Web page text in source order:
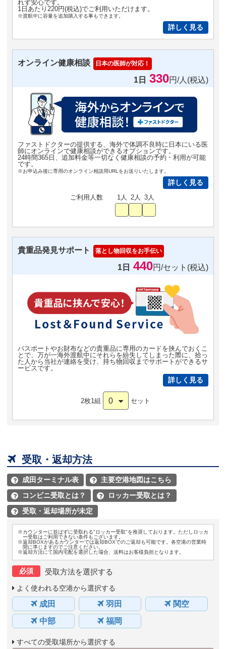
れず安心です。
1日あたり220円(税込)でご利用いただけます。
※渡航中に容量を追加購入する事もできます。
詳しく見る
オンライン健康相談 日本の医師が対応！
1日 330円/人(税込)
ファストドクターの提供する、海外で体調不良時に日本にいる医
師にオンラインで健康相談ができるオプションです。
24時間365日、追加料金等一切なく健康相談の予約・利用が可能
です。
※お申込み後に専用のオンライン相談用URLをお送りいたします。
詳しく見る
ご利用人数 1人 2人 3人
貴重品発見サポート 落とし物回収をお手伝い
1日 440円/セット(税込)
パスポートやお財布などの貴重品に専用のカードを挟んでおくこ
とで、万が一海外渡航中にそれらを紛失してしまった際に、拾っ
た人から当社が連絡を受け、持ち物回収までサポートができるサ
ービスです。
詳しく見る
2枚1組 0 セット
 受取・返却方法
 成田ターミナル表  主要空港地図はこちら
 コンビニ受取とは？  ロッカー受取とは？
 受取・返却場所が未定
※カウンターに並ばずに受取れる"ロッカー受取"を推奨しております。ただしロッカ
ー受取はご利用できない条件もございます。
※返却BOXがあるカウンターでは返却BOXでのご返却も可能です。各空港の営業時
間に準じますのでご注意ください。
※返却方法にて国内宅配を選択した場合、送料はお客様負担となります。
必須 受取方法を選択する
よく使われる空港から選択する
成田 羽田
関空
中部
福岡
すべての受取場所から選択する